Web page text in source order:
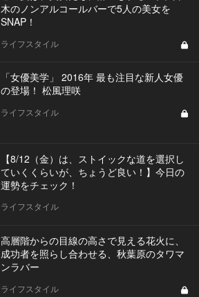
木のノンアルコールバーで5人の美女を
SNAP！
ライフスタイル
「女優美学」 2016年 最も注目な新人女優
の登場！ 松風理咲
ライフスタイル
【8/12（金）は、ストイックな道を選択し
ていくくらいが、ちょうど良い！】今日の
運勢をチェック！
ライフスタイル
高層階からの目線の高さで見える花火に、
成功者を照らし合わせる、秋葉原のタワマ
ンラバー
ライフスタイル